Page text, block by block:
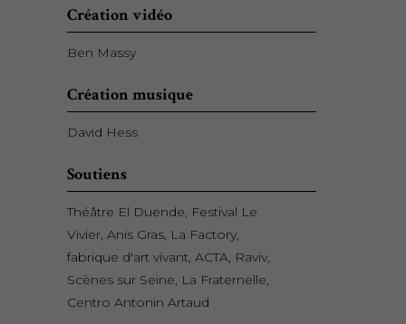
Création vidéo
Ben Massy
Création musique
David Hess
Soutiens
Théâtre El Duende, Festival Le
Vivier, Anis Gras, La Factory,
fabrique d'art vivant, ACTA, Raviv,
Scènes sur Seine, La Fraternelle,
Centro Antonin Artaud